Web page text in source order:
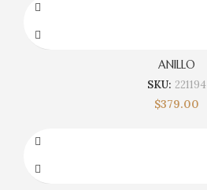
ANILLO
SKU: 221194
$379.00